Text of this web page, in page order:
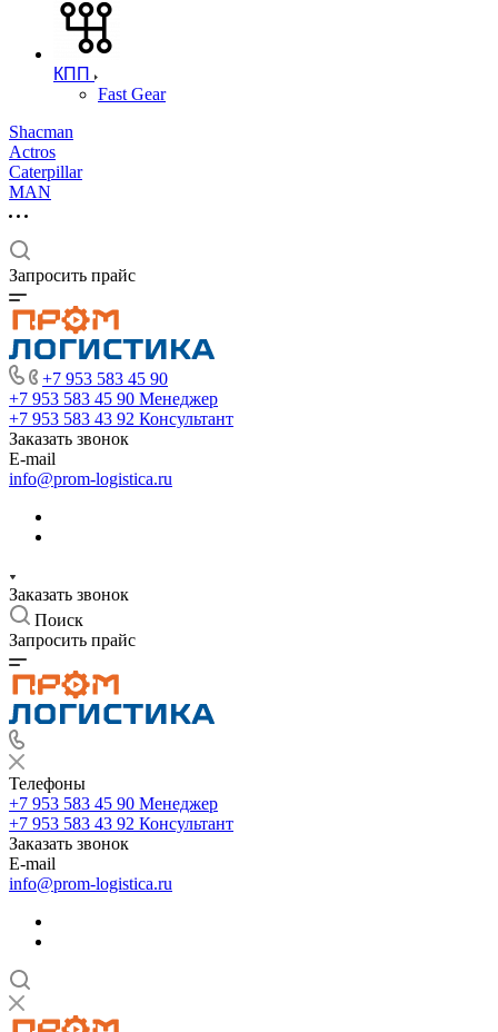
КПП
Fast Gear
Shacman
Actros
Caterpillar
MAN
Запросить прайс
+7 953 583 45 90
+7 953 583 45 90 Менеджер
+7 953 583 43 92 Консультант
Заказать звонок
E-mail
info@prom-logistica.ru
Заказать звонок
Поиск
Запросить прайс
Телефоны
+7 953 583 45 90 Менеджер
+7 953 583 43 92 Консультант
Заказать звонок
E-mail
info@prom-logistica.ru